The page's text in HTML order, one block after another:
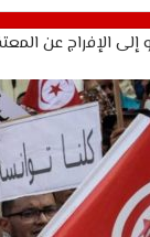
الإفراج عن